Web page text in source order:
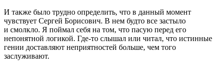
И также было трудно определить, что в данный момент
чувствует Сергей Борисович. В нем будто все застыло
и смолкло. Я поймал себя на том, что пасую перед его
непонятной логикой. Где-то слышал или читал, что истинные
гении доставляют неприятностей больше, чем того
заслуживают.